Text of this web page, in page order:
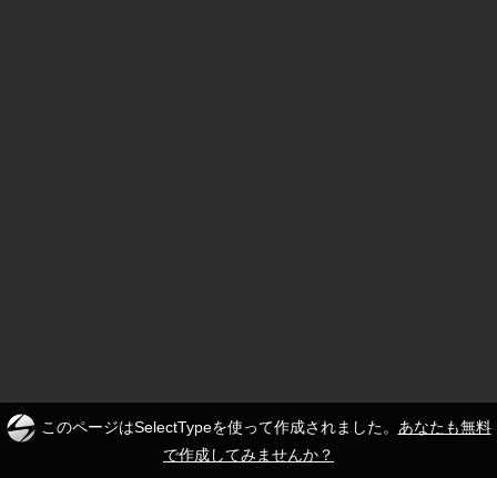
このページはSelectTypeを使って作成されました。 あなたも無料
で作成してみませんか？